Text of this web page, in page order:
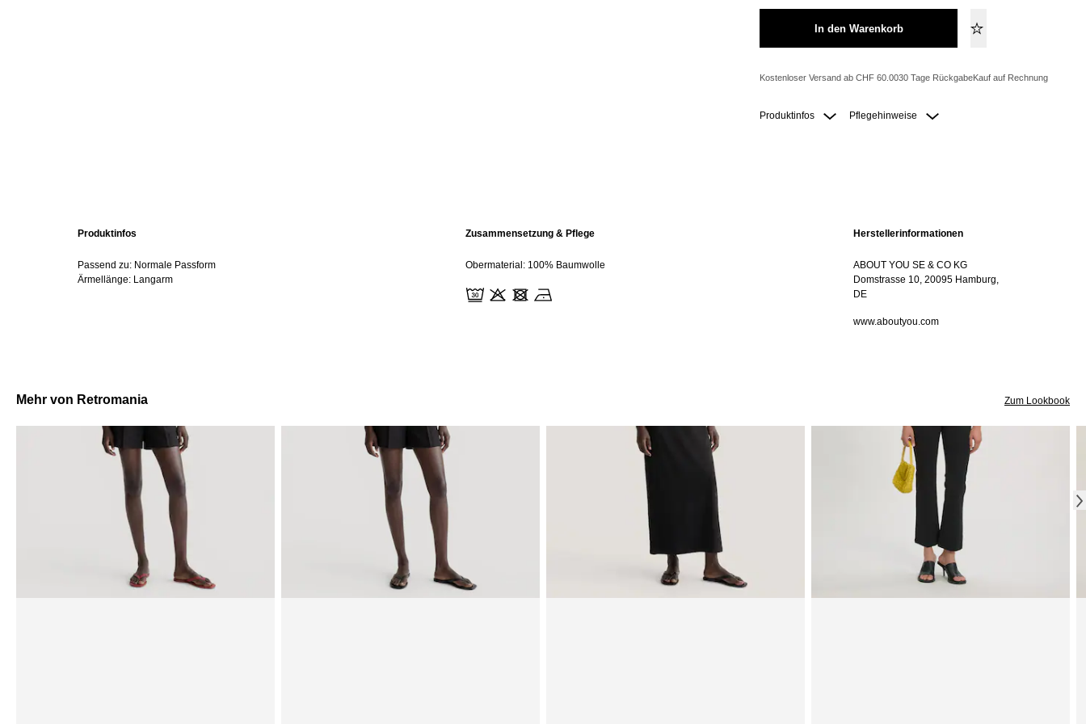
In den Warenkorb
Kostenloser Versand ab CHF 60.0030 Tage RückgabeKauf auf Rechnung
Produktinfos Pflegehinweise
Produktinfos
Passend zu: Normale Passform
Ärmellänge: Langarm
Zusammensetzung & Pflege
Obermaterial: 100% Baumwolle
Herstellerinformationen
ABOUT YOU SE & CO KG
Domstrasse 10, 20095 Hamburg,
DE
www.aboutyou.com
Mehr von Retromania Zum Lookbook